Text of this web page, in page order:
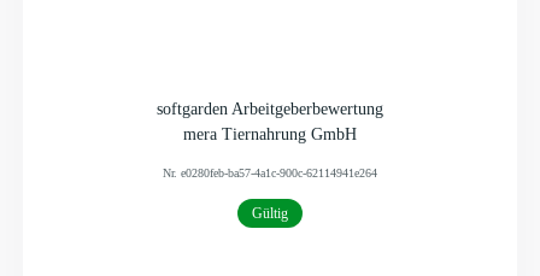
softgarden Arbeitgeberbewertung
mera Tiernahrung GmbH
Nr. e0280feb-ba57-4a1c-900c-62114941e264
Gültig